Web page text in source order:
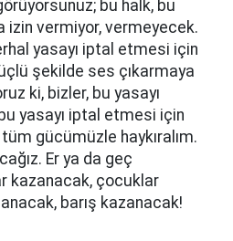
bu halk, bu
izin vermiyor, vermeyecek.
yasayı iptal etmesi için
şekilde ses çıkarmaya
ki, bizler, bu yasayı
yasayı iptal etmesi için
gücümüzle haykıralım.
Er ya da geç
kazanacak, çocuklar
barış kazanacak!